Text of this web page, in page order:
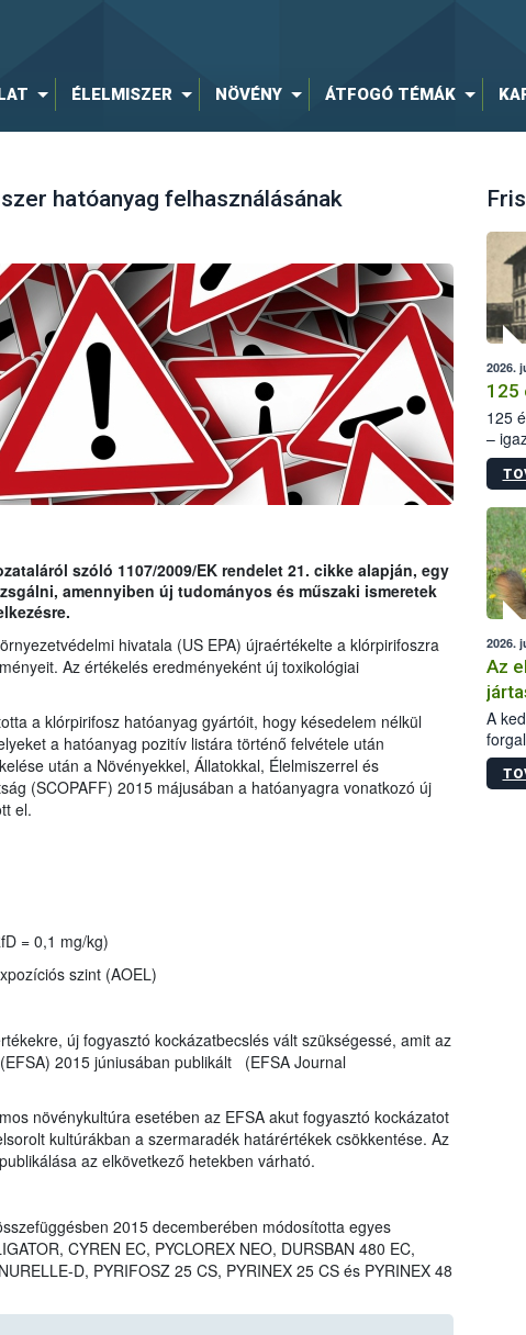
ÉLELMISZER NÖVÉNY ÁTFOGÓ TÉMÁK
hatóanyag felhasználásának
szóló 1107/2009/EK rendelet 21. cikke alapján, egy
amennyiben új tudományos és műszaki ismeretek
hivatala (US EPA) újraértékelte a klórpirifoszra
Az értékelés eredményeként új toxikológiai
a klórpirifosz hatóanyag gyártóit, hogy késedelem nélkül
a hatóanyag pozitív listára történő felvétele után
után a Növényekkel, Állatokkal, Élelmiszerrel és
(SCOPAFF) 2015 májusában a hatóanyagra vonatkozó új
el.
= 0,1 mg/kg)
szint (AOEL)
új fogyasztó kockázatbecslés vált szükségessé, amit az
2015 júniusában publikált (EFSA Journal
növénykultúra esetében az EFSA akut fogyasztó kockázatot
kultúrákban a szermaradék határértékek csökkentése. Az
az elkövetkező hetekben várható.
2015 decemberében módosította egyes
CYREN EC, PYCLOREX NEO, DURSBAN 480 EC,
D, PYRIFOSZ 25 CS, PYRINEX 25 CS és PYRINEX 48
2026.
125
125
–
15.
2026.
Az
A